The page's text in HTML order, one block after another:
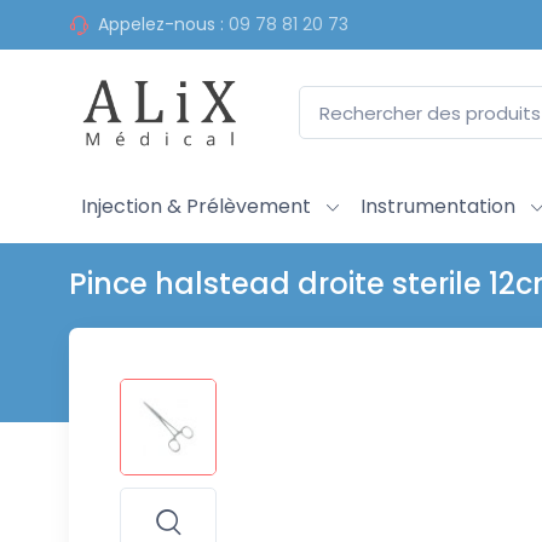
Appelez-nous : 09 78 81 20 73
Injection & Prélèvement Instrumentation
Pince halstead droite sterile